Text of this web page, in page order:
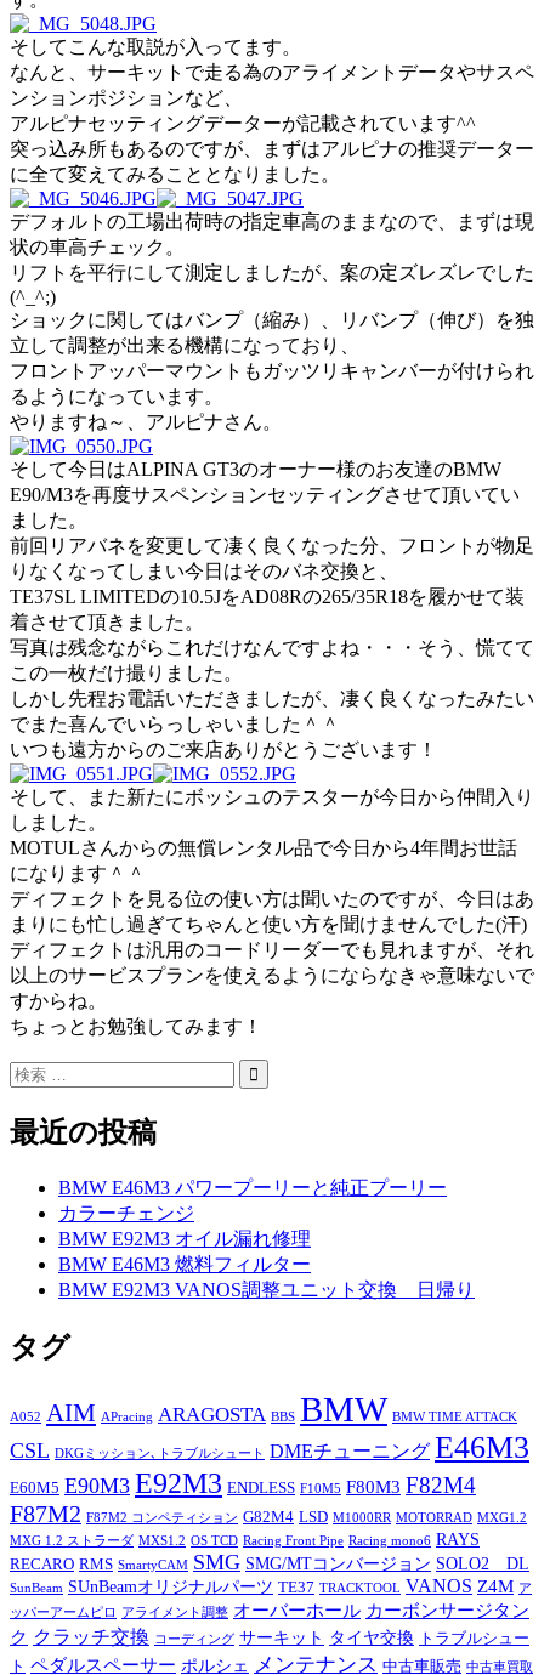
そしてこんな取説が入ってます。
なんと、サーキットで走る為のアライメントデータやサスペ
ンションポジションなど、
アルピナセッティングデーターが記載されています^^
突っ込み所もあるのですが、まずはアルピナの推奨データー
に全て変えてみることとなりました。
デフォルトの工場出荷時の指定車高のままなので、まずは現
状の車高チェック。
リフトを平行にして測定しましたが、案の定ズレズレでした
(^_^;)
ショックに関してはバンプ（縮み）、リバンプ（伸び）を独
立して調整が出来る機構になっており、
フロントアッパーマウントもガッツリキャンバーが付けられ
るようになっています。
やりますね～、アルピナさん。
そして今日はALPINA GT3のオーナー様のお友達のBMW
E90/M3を再度サスペンションセッティングさせて頂いてい
ました。
前回リアバネを変更して凄く良くなった分、フロントが物足
りなくなってしまい今日はそのバネ交換と、
TE37SL LIMITEDの10.5JをAD08Rの265/35R18を履かせて装
着させて頂きました。
写真は残念ながらこれだけなんですよね・・・そう、慌てて
この一枚だけ撮りました。
しかし先程お電話いただきましたが、凄く良くなったみたい
でまた喜んでいらっしゃいました＾＾
いつも遠方からのご来店ありがとうございます！
そして、また新たにボッシュのテスターが今日から仲間入り
しました。
MOTULさんからの無償レンタル品で今日から4年間お世話
になります＾＾
ディフェクトを見る位の使い方は聞いたのですが、今日はあ
まりにも忙し過ぎてちゃんと使い方を聞けませんでした(汗)
ディフェクトは汎用のコードリーダーでも見れますが、それ
以上のサービスプランを使えるようにならなきゃ意味ないで
すからね。
ちょっとお勉強してみます！
最近の投稿
BMW E46M3 パワープーリーと純正プーリー
カラーチェンジ
BMW E92M3 オイル漏れ修理
BMW E46M3 燃料フィルター
BMW E92M3 VANOS調整ユニット交換 日帰り
タグ
A052 AIM APracing ARAGOSTA BBS BMW BMW TIME ATTACK
CSL DKGミッション､トラブルシュート DMEチューニング E46M3
E60M5 E90M3 E92M3 ENDLESS F10M5 F80M3 F82M4
F87M2 F87M2 コンペティション G82M4 LSD M1000RR MOTORRAD MXG1.2
MXG 1.2 ストラーダ MXS1.2 OS TCD Racing Front Pipe Racing mono6 RAYS
RECARO RMS SmartyCAM SMG SMG/MTコンバージョン SOLO2 DL
SunBeam SUnBeamオリジナルパーツ TE37 TRACKTOOL VANOS Z4M ア
ッパーアームピロ
アライメント調整 オーバーホール カーボンサージタン
ク クラッチ交換 コーディング サーキット タイヤ交換
トラブルシュー
ト ペダルスペーサー ポルシェ メンテナンス 中古車販売 中古車買取